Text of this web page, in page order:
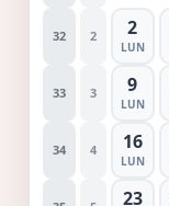
32 2 2
LUN
33 3 9
LUN
34 4 16
LUN
23